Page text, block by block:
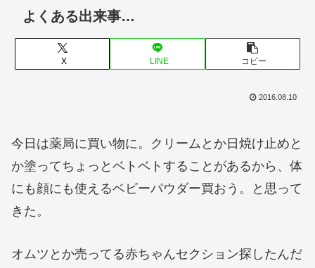
よくある出来事…
X LINE コピー
2016.08.10
今日は薬局に買い物に。クリームとか日焼け止めと
か塗ってちょっとベトベトすることがあるから、体
にも顔にも使えるベビーパウダー買おう。と思って
きた。
オムツとか売ってる赤ちゃんセクション探したんだ